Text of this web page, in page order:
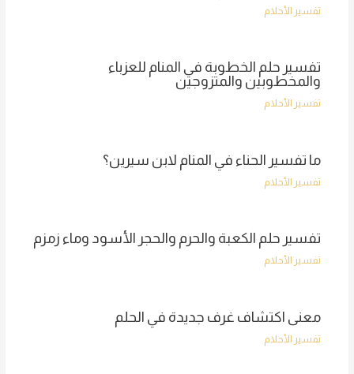
تفسير الأحلام
تفسير حلم الخطوبة في المنام للعزباء
والمخطوبين والمتزوجين
تفسير الأحلام
ما تفسير الحناء في المنام لابن سيرين؟
تفسير الأحلام
تفسير حلم الكعبة والحرم والحجر الأسود وماء زمزم
تفسير الأحلام
معنى اكتشاف غرف جديدة في الحلم
تفسير الأحلام